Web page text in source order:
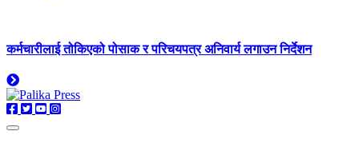
कर्मचारीलाई तोकिएको पोसाक र परिचयपत्र अनिवार्य लगाउन निर्देशन